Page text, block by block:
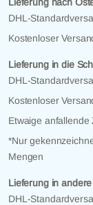
DHL-
Kostenloser
Lieferung in die
DHL-
Kostenloser
Etwaige
*Nur
Mengen
Lieferung in
DHL-